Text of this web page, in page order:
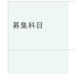
募集科目